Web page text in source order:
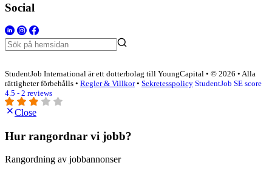
Social
StudentJob International är ett dotterbolag till YoungCapital • © 2026 • Alla
rättigheter förbehålls • Regler & Villkor• Sekretesspolicy StudentJob SE score
4.5 - 2 reviews
Close
Hur rangordnar vi jobb?
Rangordning av jobbannonser